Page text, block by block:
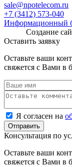
sale@npotelecom.ru
+7 (3412) 573-040
Информационный
Создание
Оставить заявку
Оставьте ваши
свяжется с Вами в
Я согласен на
Консультация по
Оставьте ваши
свяжется с Вами в